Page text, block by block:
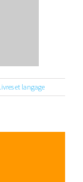
et langage